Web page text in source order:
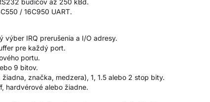
budičov až 250 kBd.
/ 16C950 UART.
výber IRQ prerušenia a I/O adresy.
pre každý port.
portu.
9 bitov.
značka, medzera), 1, 1.5 alebo 2 stop bity.
hardvérové alebo žiadne.